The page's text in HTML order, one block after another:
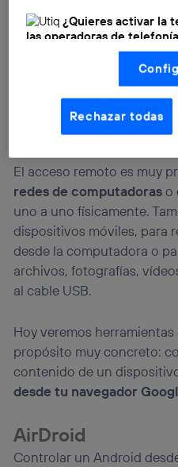
El acceso remoto es muy
redes de computadoraso
uno a uno físicamente.
dispositivos móviles, para
desde la computadora o
archivos, fotografías,
al cable USB.
Hoy veremos
propósito muy concreto:
contenido de un
desde tu navegador
AirDroid
Controlar un Android
¿Quieres activar la
las operadoras de
Nosotros, Telefónica S.A.,
realizar nuestras acciones
(como se describe en este
basadas en tu navegación
aquí(solo cuando
internet habilitada ,
operadoras de telefonía
La tecnología Utiq está
prioridad ofreciéndote
La tecnología utiliza un
operadora de telefonía
,
información de la cuenta de
telecomunicaciones
(p. ej., número de teléfono
Este identificador se asigna
identificador. Típicamente:
Si utilizas unaconexión
el marketing o análisis se
actividades de
que hayan dado su
personalizado, ya que se
navegación del usuario
Rechazar todas